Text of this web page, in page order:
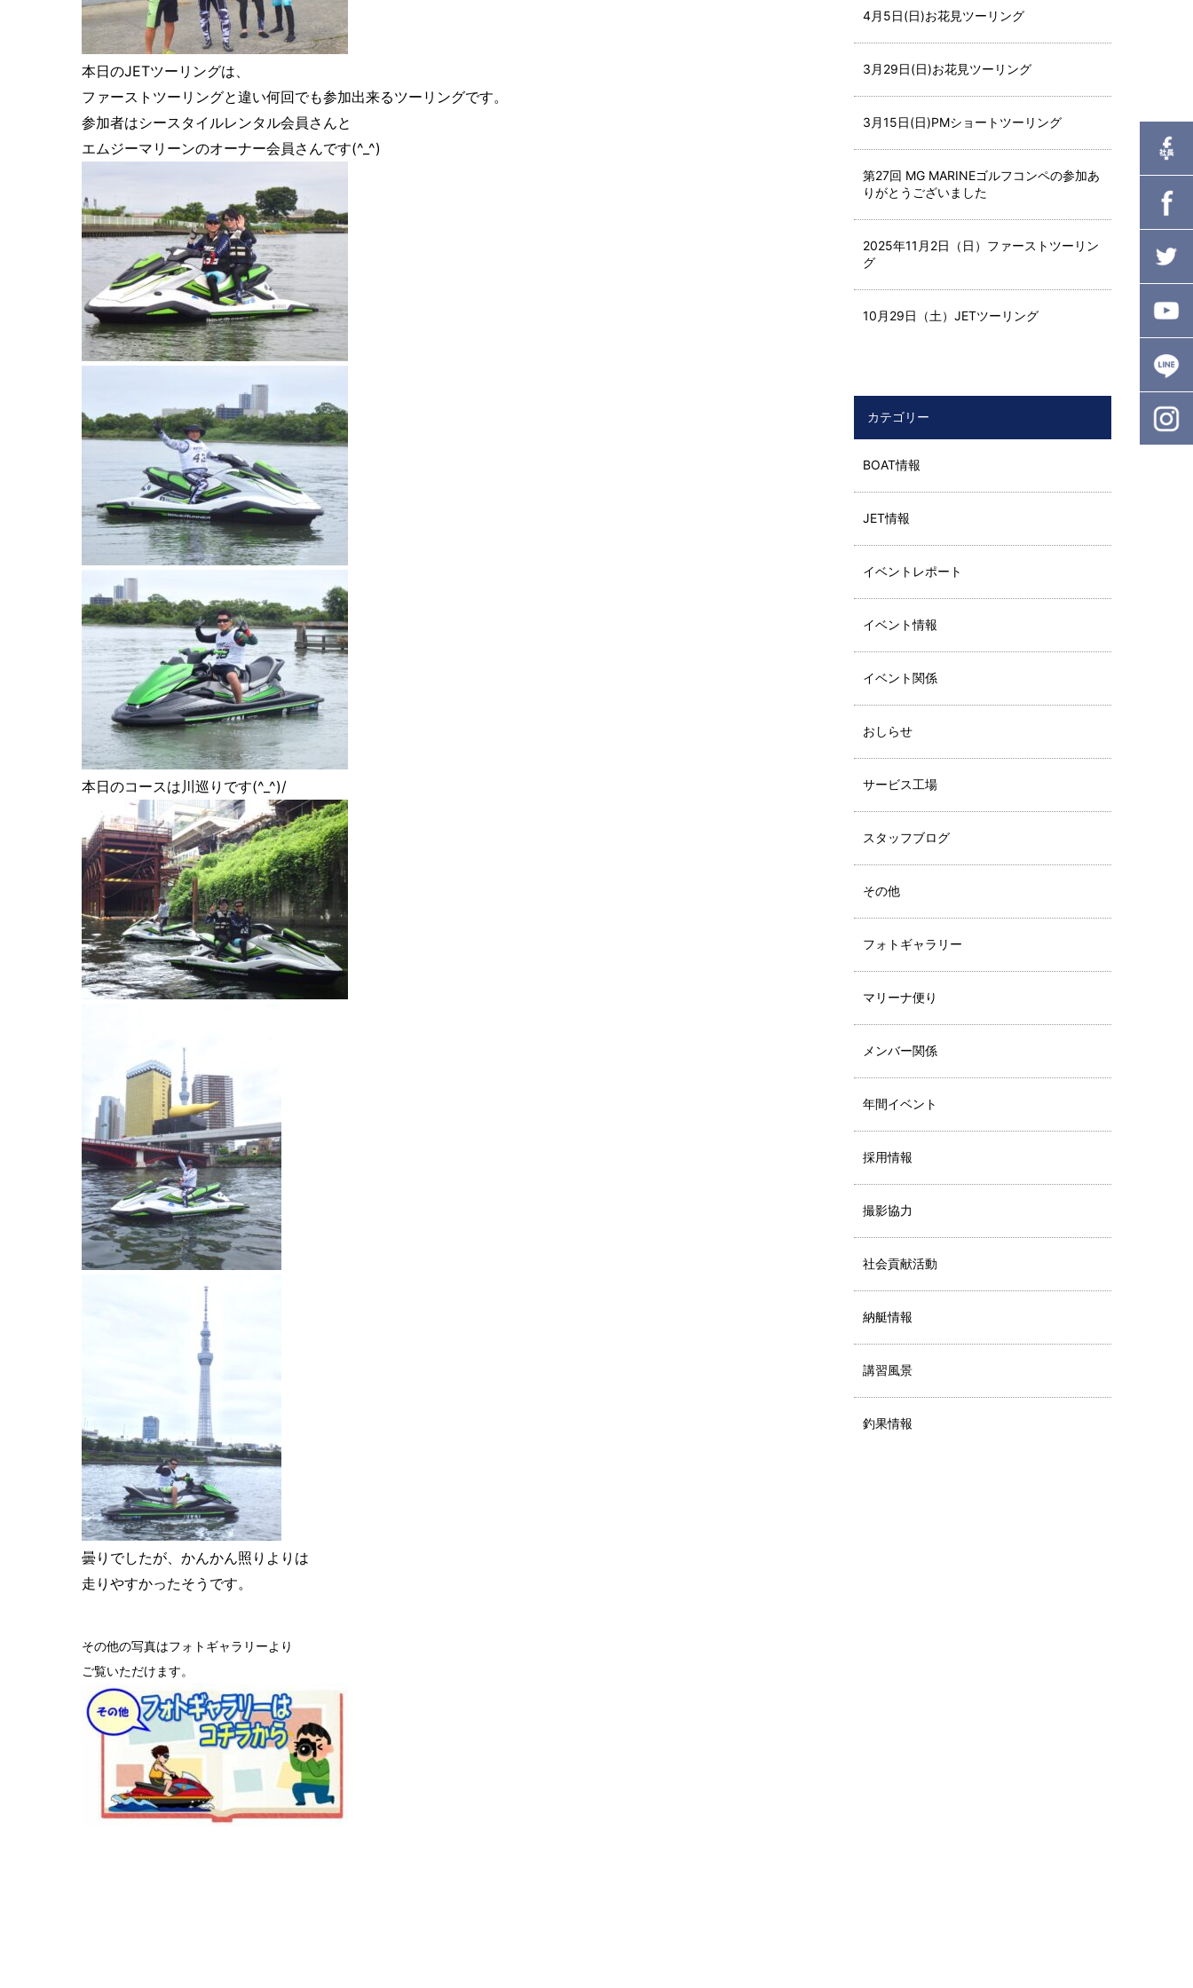
本日のJETツーリングは、
ファーストツーリングと違い何回でも参加出来るツーリングです。
参加者はシースタイルレンタル会員さんと
エムジーマリーンのオーナー会員さんです(^_^)
本日のコースは川巡りです(^_^)/
曇りでしたが、かんかん照りよりは
走りやすかったそうです。
その他の写真はフォトギャラリーより
ご覧いただけます。
4月5日(日)お花見ツーリング
3月29日(日)お花見ツーリング
3月15日(日)PMショートツーリング
第27回 MG MARINEゴルフコンペの参加あ
りがとうございました
2025年11月2日（日）ファーストツーリン
グ
10月29日（土）JETツーリング
カテゴリー
BOAT情報
JET情報
イベントレポート
イベント情報
イベント関係
おしらせ
サービス工場
スタッフブログ
その他
フォトギャラリー
マリーナ便り
メンバー関係
年間イベント
採用情報
撮影協力
社会貢献活動
納艇情報
講習風景
釣果情報